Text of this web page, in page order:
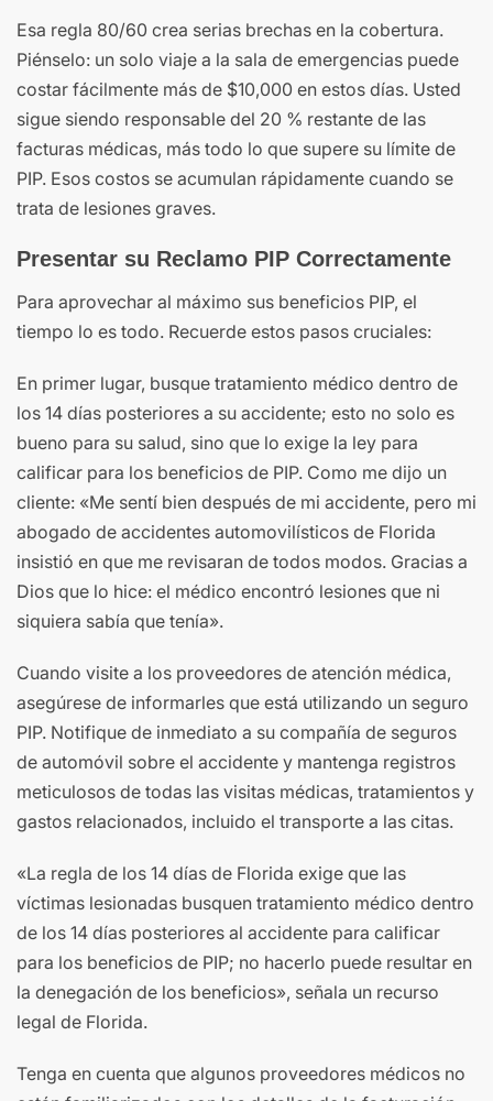
Esa regla 80/60 crea serias brechas en la cobertura.
Piénselo: un solo viaje a la sala de emergencias puede
costar fácilmente más de $10,000 en estos días. Usted
sigue siendo responsable del 20 % restante de las
facturas médicas, más todo lo que supere su límite de
PIP. Esos costos se acumulan rápidamente cuando se
trata de lesiones graves.
Presentar su Reclamo PIP Correctamente
Para aprovechar al máximo sus beneficios PIP, el
tiempo lo es todo. Recuerde estos pasos cruciales:
En primer lugar, busque tratamiento médico dentro de
los 14 días posteriores a su accidente; esto no solo es
bueno para su salud, sino que lo exige la ley para
calificar para los beneficios de PIP. Como me dijo un
cliente: «Me sentí bien después de mi accidente, pero mi
abogado de accidentes automovilísticos de Florida
insistió en que me revisaran de todos modos. Gracias a
Dios que lo hice: el médico encontró lesiones que ni
siquiera sabía que tenía».
Cuando visite a los proveedores de atención médica,
asegúrese de informarles que está utilizando un seguro
PIP. Notifique de inmediato a su compañía de seguros
de automóvil sobre el accidente y mantenga registros
meticulosos de todas las visitas médicas, tratamientos y
gastos relacionados, incluido el transporte a las citas.
«La regla de los 14 días de Florida exige que las
víctimas lesionadas busquen tratamiento médico dentro
de los 14 días posteriores al accidente para calificar
para los beneficios de PIP; no hacerlo puede resultar en
la denegación de los beneficios», señala un recurso
legal de Florida.
Tenga en cuenta que algunos proveedores médicos no